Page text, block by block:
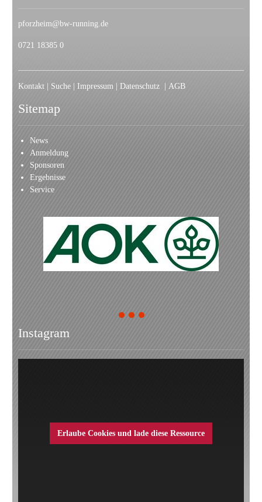
pforzheim@bw-running.de
0721 18385 0
Kontakt Suche Impressum Datenschutz AGB
Sitemap
News
Anmeldung
Sponsoren
Ergebnisse
Service
1 2 3
Instagram
Erlaube Cookies und lade diese Ressource